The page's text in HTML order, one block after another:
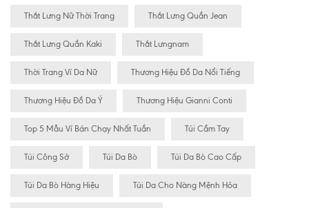
Thắt Lưng Nữ Thời Trang Thắt Lưng Quần Jean
Thắt Lưng Quần Kaki Thắt Lưngnam
Thời Trang Ví Da Nữ Thương Hiệu Đồ Da Nổi Tiếng
Thương Hiệu Đồ Da Ý Thương Hiệu Gianni Conti
Top 5 Mẫu Ví Bán Chạy Nhất Tuần Túi Cầm Tay
Túi Công Sở Túi Da Bò Túi Da Bò Cao Cấp
Túi Da Bò Hàng Hiệu Túi Da Cho Nàng Mệnh Hỏa